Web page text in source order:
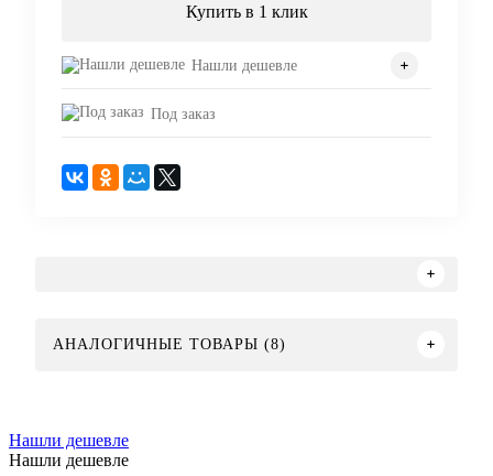
Купить в 1 клик
Нашли дешевле
Под заказ
АНАЛОГИЧНЫЕ ТОВАРЫ (8)
Нашли дешевле
Нашли дешевле